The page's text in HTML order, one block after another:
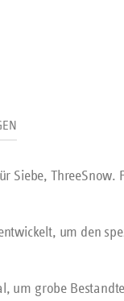
Siebe, ThreeSnow.
um den
um grobe